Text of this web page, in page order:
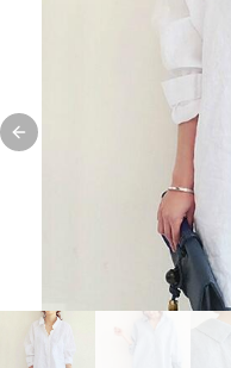
Previous slide